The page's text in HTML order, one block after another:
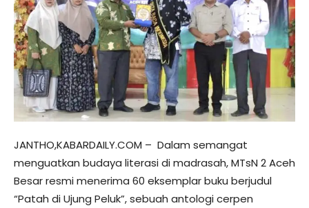
JANTHO,KABARDAILY.COM – Dalam semangat
menguatkan budaya literasi di madrasah, MTsN 2 Aceh
Besar resmi menerima 60 eksemplar buku berjudul
“Patah di Ujung Peluk”, sebuah antologi cerpen